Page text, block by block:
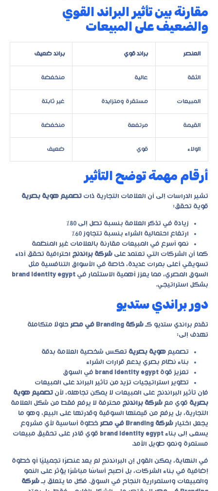
مقارنة بين تأثير البراند القوي
والضعيف على المبيعات
العنصر براند قوي براند ضعيف
الثقة عالية منخفضة
المبيعات مستقرة ومتزايدة غير ثابتة
القيمة مرتفعة منخفضة
الولاء قوي ضعيف
أرقام مهمة توضح التأثير
تشير الدراسات إلى أن العلامات التجارية ذات تصميم هوية بصرية
قوية تحقق:
زيادة في تذكر العلامة بنسبة تصل إلى 80%
ارتفاع احتمالية الشراء بنسبة تتجاوز 60%
نمو أسرع في المبيعات مقارنة بالعلامات غير المنظمة
كما أن الشركات التي تعتمد على شركة براندنج احترافية تحقق أداء
تسويقي أعلى بمرات عديدة، خاصة في الأسواق التنافسية مثل
السوق المصري، مما يعزز أهمية الاستثمار في brand identity egypt
بشكل استراتيجي.
دور براندي ستديو
تقدم براندي ستديو كـ شركة Branding في مصر
حلولًا متكاملة
تهدف إلى:
تصميم هوية بصرية تعكس شخصية العلامة بدقة
بناء نظام بصري يدعم قرارات الشراء
تعزيز قوة brand identity egypt في السوق
تطوير استراتيجيات تزيد من تأثير البراند على المبيعات
فإن تأثير البراندنج على المبيعات لا يمكن تجاهله، لأن تصميم هوية
بصرية قوي مع شركة براندنج محترفة لا يرفع فقط من شكل العلامة
التجارية، بل يرفع من قيمتها السوقية وقدرتها على البيع، وهو ما
يجعل اختيار شركة Branding في مصر
خطوة أساسية لأي مشروع
يسعى إلى بناء brand identity egypt قوي قادر على تحقيق مبيعات
مستمرة ونمو طويل الأمد.
في النهاية، يمكن القول إن البراندنج لم يعد عنصرًا تجميليًا أو خطوة
إضافية في بناء الشركات، بل أصبح أساسًا مباشرًا يؤثر على النمو
والمبيعات واستمرارية النجاح في السوق. فكل ما يتعلق بـ شركة